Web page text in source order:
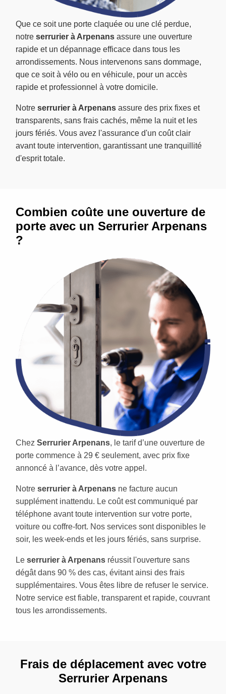
Que ce soit une porte claquée ou une clé perdue,
notre serrurier à Arpenans assure une ouverture
rapide et un dépannage efficace dans tous les
arrondissements. Nous intervenons sans dommage,
que ce soit à vélo ou en véhicule, pour un accès
rapide et professionnel à votre domicile.
Notre serrurier à Arpenans assure des prix fixes et
transparents, sans frais cachés, même la nuit et les
jours fériés. Vous avez l'assurance d'un coût clair
avant toute intervention, garantissant une tranquillité
d'esprit totale.
Combien coûte une ouverture de
porte avec un Serrurier Arpenans
?
Chez Serrurier Arpenans, le tarif d’une ouverture de
porte commence à 29 € seulement, avec prix fixe
annoncé à l’avance, dès votre appel.
Notre serrurier à Arpenans ne facture aucun
supplément inattendu. Le coût est communiqué par
téléphone avant toute intervention sur votre porte,
voiture ou coffre-fort. Nos services sont disponibles le
soir, les week-ends et les jours fériés, sans surprise.
Le serrurier à Arpenans réussit l'ouverture sans
dégât dans 90 % des cas, évitant ainsi des frais
supplémentaires. Vous êtes libre de refuser le service.
Notre service est fiable, transparent et rapide, couvrant
tous les arrondissements.
Frais de déplacement avec votre
Serrurier Arpenans